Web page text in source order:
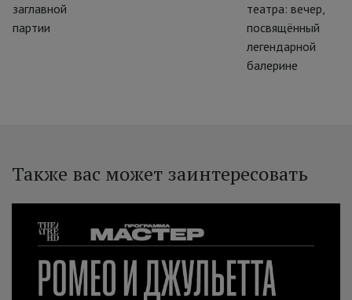
заглавной
партии
театра: вечер,
посвящённый
легендарной
балерине
Также вас может заинтересовать